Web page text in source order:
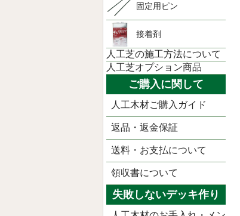
固定用ピン
接着剤
人工芝の施工方法について
人工芝オプション商品
ご購入に関して
人工木材ご購入ガイド
返品・返金保証
送料・お支払について
領収書について
失敗しないデッキ作り